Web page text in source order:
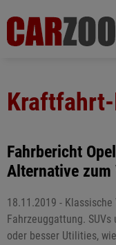
Fahrbericht
Alternative zum
18.11.2019 -
Fahrzeuggattung.
oder besser Utilities,